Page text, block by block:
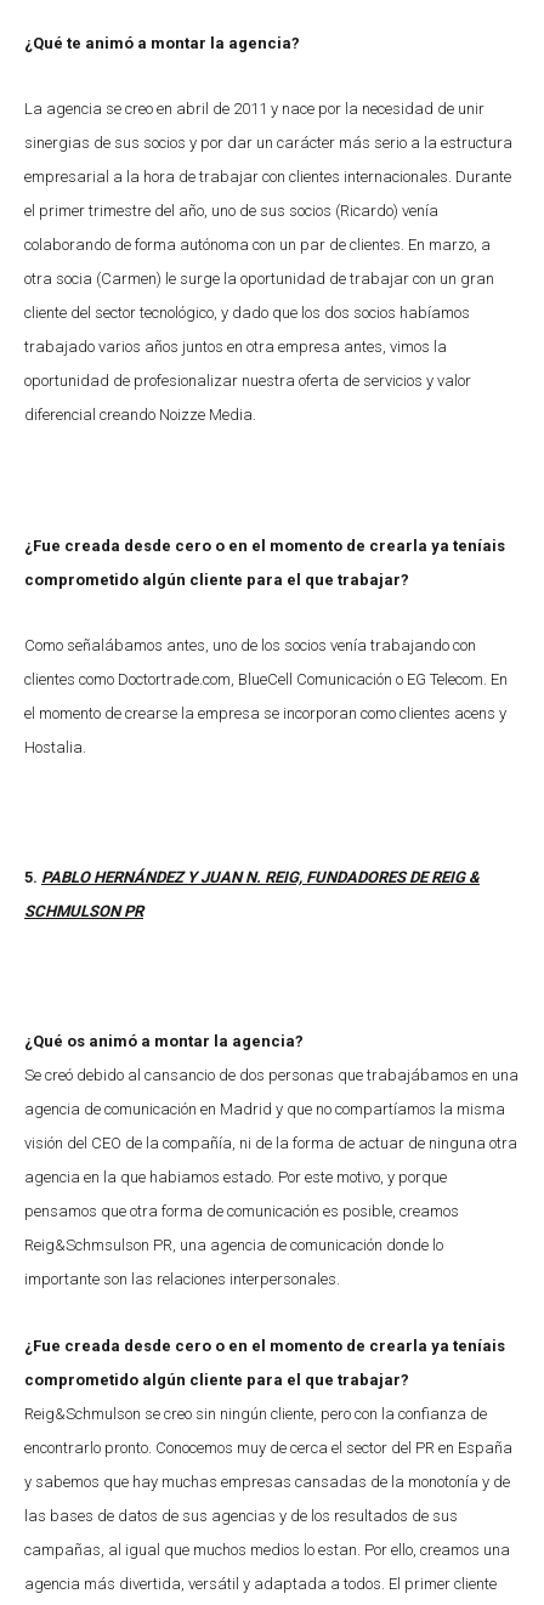
¿Qué te animó a montar la agencia?
La agencia se creo en abril de 2011 y nace por la necesidad de unir
sinergias de sus socios y por dar un carácter más serio a la estructura
empresarial a la hora de trabajar con clientes internacionales. Durante
el primer trimestre del año, uno de sus socios (Ricardo) venía
colaborando de forma autónoma con un par de clientes. En marzo, a
otra socia (Carmen) le surge la oportunidad de trabajar con un gran
cliente del sector tecnológico, y dado que los dos socios habíamos
trabajado varios años juntos en otra empresa antes, vimos la
oportunidad de profesionalizar nuestra oferta de servicios y valor
diferencial creando Noizze Media.
¿Fue creada desde cero o en el momento de crearla ya teníais
comprometido algún cliente para el que trabajar?
Como señalábamos antes, uno de los socios venía trabajando con
clientes como Doctortrade.com, BlueCell Comunicación o EG Telecom. En
el momento de crearse la empresa se incorporan como clientes acens y
Hostalia.
5. PABLO HERNÁNDEZ Y JUAN N. REIG, FUNDADORES DE REIG &
SCHMULSON PR
¿Qué os animó a montar la agencia?
Se creó debido al cansancio de dos personas que trabajábamos en una
agencia de comunicación en Madrid y que no compartíamos la misma
visión del CEO de la compañía, ni de la forma de actuar de ninguna otra
agencia en la que habiamos estado. Por este motivo, y porque
pensamos que otra forma de comunicación es posible, creamos
Reig&Schmsulson PR, una agencia de comunicación donde lo
importante son las relaciones interpersonales.
¿Fue creada desde cero o en el momento de crearla ya teníais
comprometido algún cliente para el que trabajar?
Reig&Schmulson se creo sin ningún cliente, pero con la confianza de
encontrarlo pronto. Conocemos muy de cerca el sector del PR en España
y sabemos que hay muchas empresas cansadas de la monotonía y de
las bases de datos de sus agencias y de los resultados de sus
campañas, al igual que muchos medios lo estan. Por ello, creamos una
agencia más divertida, versátil y adaptada a todos. El primer cliente